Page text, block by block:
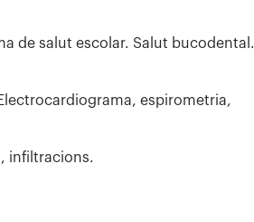
de salut escolar. Salut bucodental.
espirometria,
infiltracions.